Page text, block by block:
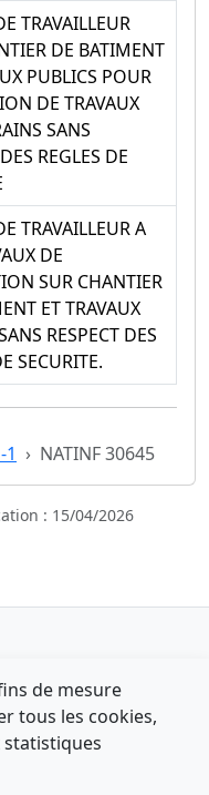
TRAVAILLEUR
DE BATIMENT
PUBLICS POUR
DE TRAVAUX
SANS
REGLES DE
TRAVAILLEUR A
DE
SUR CHANTIER
ET TRAVAUX
RESPECT DES
SECURITE.
NATINF 30645
: 15/04/2026
?
max).
de mesure
tous les cookies,
statistiques